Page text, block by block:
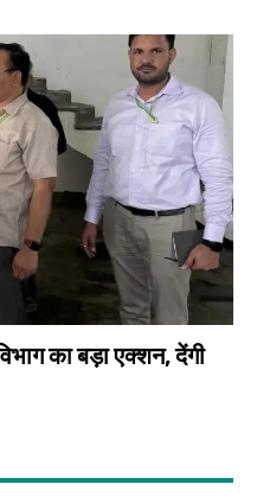
का बड़ा एक्शन, देंगी